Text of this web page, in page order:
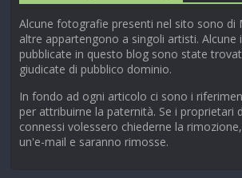
Alcune fotografie presenti nel sito sono di
altre appartengono a singoli artisti. Alcune
pubblicate in questo blog sono state
giudicate di pubblico dominio.
In fondo ad ogni articolo ci sono i
per attribuirne la paternità. Se i proprietari
connessi volessero chiederne la
un'e-mail e saranno rimosse.